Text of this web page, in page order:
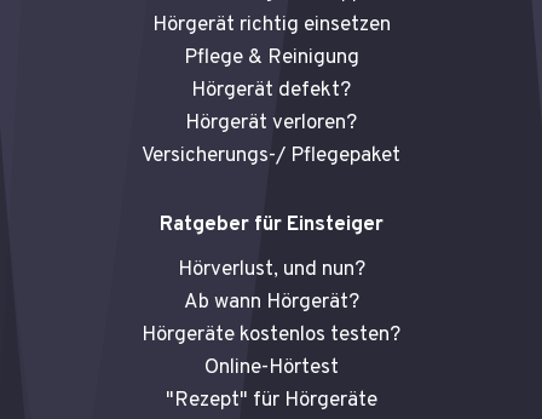
Hörgerät richtig einsetzen
Pflege & Reinigung
Hörgerät defekt?
Hörgerät verloren?
Versicherungs-/ Pflegepaket
Ratgeber für Einsteiger
Hörverlust, und nun?
Ab wann Hörgerät?
Hörgeräte kostenlos testen?
Online-Hörtest
"Rezept" für Hörgeräte